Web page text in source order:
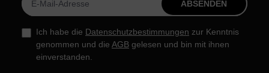
ABSENDEN
Ich habe die Datenschutzbestimmungen zur Kenntnis
genommen und die AGB gelesen und bin mit ihnen
einverstanden.